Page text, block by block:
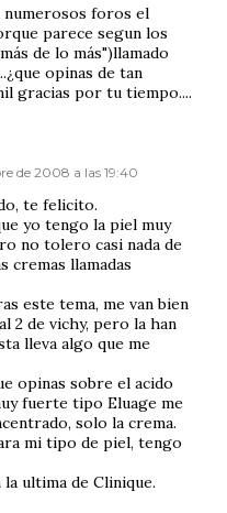
numerosos foros el
parece segun los
de lo más")llamado
opinas de tan
gracias por tu tiempo....
de 2008 a las 19:40
te felicito.
yo tengo la piel muy
no tolero casi nada de
cremas llamadas
este tema, me van bien
2 de vichy, pero la han
lleva algo que me
opinas sobre el acido
fuerte tipo Eluage me
solo la crema.
mi tipo de piel, tengo
ultima de Clinique.